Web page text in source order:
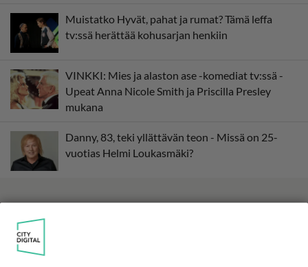
Muistatko Hyvät, pahat ja rumat? Tämä leffa
tv:ssä herättää kohusarjan henkiin
VINKKI: Mies ja alaston ase -komediat tv:ssä -
Upeat Anna Nicole Smith ja Priscilla Presley
mukana
Danny, 83, teki yllättävän teon - Missä on 25-
vuotias Helmi Loukasmäki?